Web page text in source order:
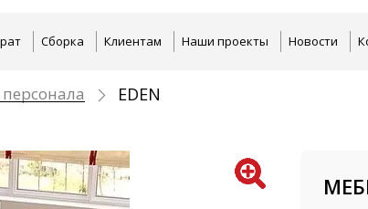
Сборка Клиентам Наши проекты Новости
EDEN